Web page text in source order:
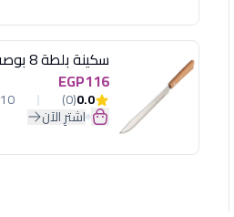
EGP116
0.0
(0) 10 تم البيع
اشترِ الآن